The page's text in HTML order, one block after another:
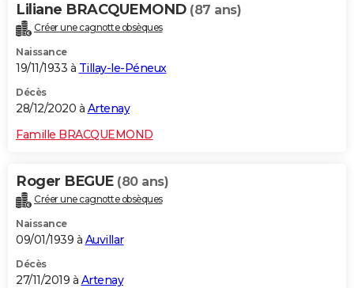
Liliane BRACQUEMOND (87 ans)
Créer une cagnotte obsèques
Naissance
19/11/1933 à Tillay-le-Péneux
Décès
28/12/2020 à Artenay
Famille BRACQUEMOND
Roger BEGUE (80 ans)
Créer une cagnotte obsèques
Naissance
09/01/1939 à Auvillar
Décès
27/11/2019 à Artenay